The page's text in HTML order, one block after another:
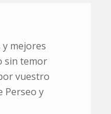
mejores
sin temor
vuestro
Perseo y